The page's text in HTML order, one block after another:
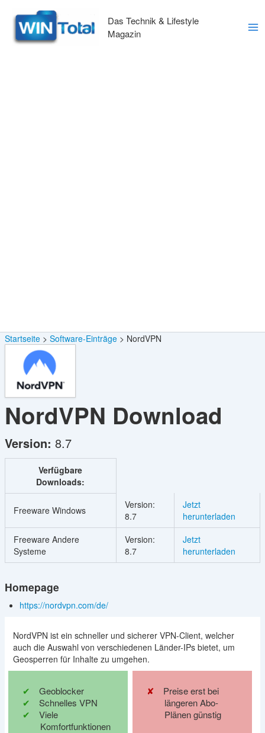
Inhalt
springen
Das Technik & Lifestyle
Magazin
Startseite Software-Einträge NordVPN
NordVPN Download
Version: 8.7
Verfügbare
Downloads:
Freeware Windows
Version:
8.7
Jetzt
herunterladen
Freeware Andere
Systeme
Version:
8.7
Jetzt
herunterladen
Homepage
https://nordvpn.com/de/
NordVPN ist ein schneller und sicherer VPN-Client, welcher
auch die Auswahl von verschiedenen Länder-IPs bietet, um
Geosperren für Inhalte zu umgehen.
Geoblocker
Schnelles VPN
Viele
Komfortfunktionen
Preise erst bei
längeren Abo-
Plänen günstig